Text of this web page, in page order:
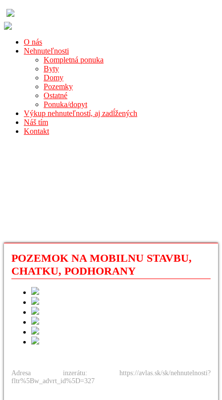
O nás
Nehnuteľnosti
Kompletná ponuka
Byty
Domy
Pozemky
Ostatné
Ponuka/dopyt
Výkup nehnuteľností, aj zadĺžených
Náš tím
Kontakt
POZEMOK NA MOBILNU STAVBU,
CHATKU, PODHORANY
Adresa inzerátu: https://avlas.sk/sk/nehnutelnosti?
fltr%5Bw_advrt_id%5D=327